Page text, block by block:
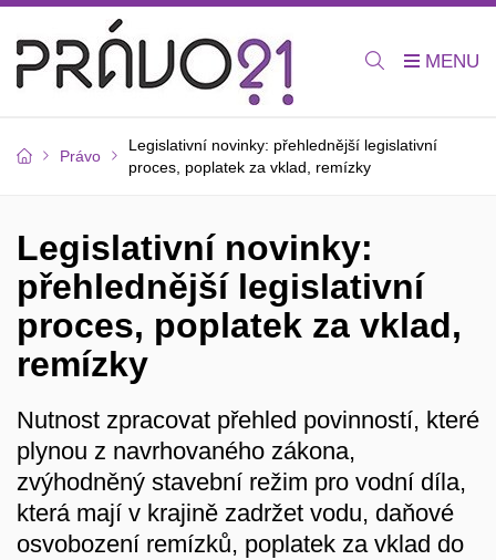
Právo
Legislativní novinky: přehlednější legislativní
proces, poplatek za vklad, remízky
Legislativní novinky:
přehlednější legislativní
proces, poplatek za vklad,
remízky
Nutnost zpracovat přehled povinností, které
plynou z navrhovaného zákona,
zvýhodněný stavební režim pro vodní díla,
která mají v krajině zadržet vodu, daňové
osvobození remízků, poplatek za vklad do